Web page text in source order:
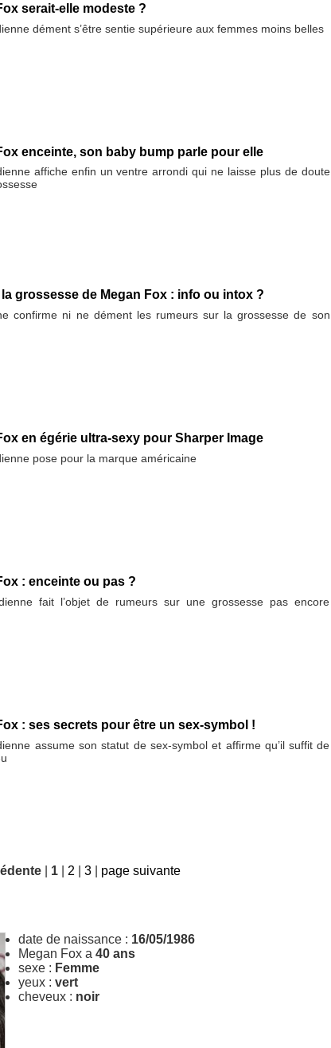
serait-elle modeste ?
dément s’être sentie supérieure aux femmes moins belles
enceinte, son baby bump parle pour elle
affiche enfin un ventre arrondi qui ne laisse plus de doute
grossesse de Megan Fox : info ou intox ?
confirme ni ne dément les rumeurs sur la grossesse de son
en égérie ultra-sexy pour Sharper Image
pose pour la marque américaine
: enceinte ou pas ?
fait l’objet de rumeurs sur une grossesse pas encore
: ses secrets pour être un sex-symbol !
assume son statut de sex-symbol et affirme qu’il suffit de
1 2 3 page suivante
date de naissance : 16/05/1986
Megan Fox a 40 ans
sexe : Femme
yeux : vert
cheveux : noir